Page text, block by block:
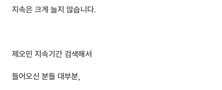
지속은 크게 늘지 않습니다.
제오민 지속기간 검색해서
들어오신 분들 대부분,